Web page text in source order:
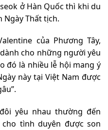
ở Hàn Quốc thì khi du
Ngày Thất tịch.
của Phương Tây,
cho những người yêu
đó là nhiều lễ hội mang ý
này tại Việt Nam được
yêu nhau thường đến
tình duyên được son